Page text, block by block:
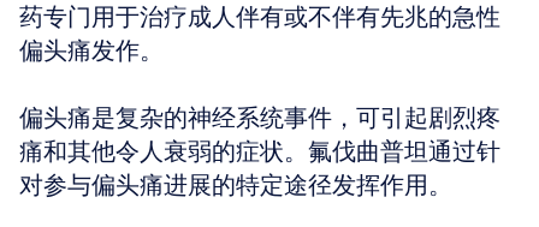
药专门用于治疗成人伴有或不伴有先兆的急性
偏头痛发作。
偏头痛是复杂的神经系统事件，可引起剧烈疼
痛和其他令人衰弱的症状。氟伐曲普坦通过针
对参与偏头痛进展的特定途径发挥作用。